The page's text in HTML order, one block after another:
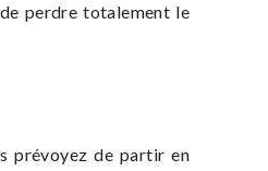
perdre totalement le
prévoyez de partir en